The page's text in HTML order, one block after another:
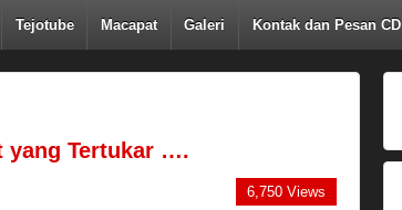
Tejotube Macapat Galeri Kontak dan Pesan CD
yang Tertukar ….
6,750 Views